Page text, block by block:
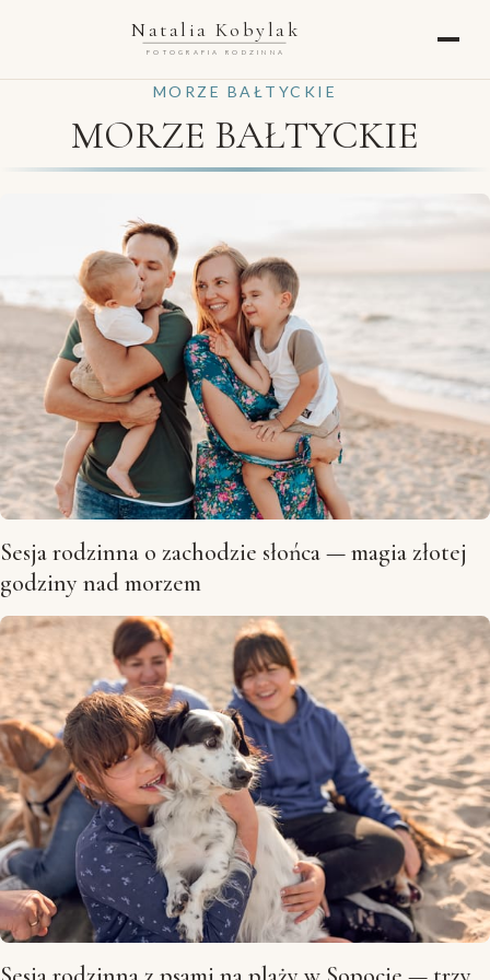
Natalia Kobylak
FOTOGRAFIA RODZINNA
MORZE BAŁTYCKIE
MORZE BAŁTYCKIE
Sesja rodzinna o zachodzie słońca — magia złotej
godziny nad morzem